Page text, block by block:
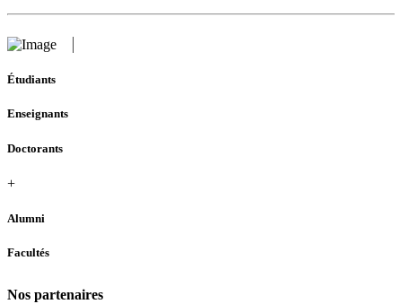
Étudiants
Enseignants
Doctorants
+
Alumni
Facultés
Nos partenaires